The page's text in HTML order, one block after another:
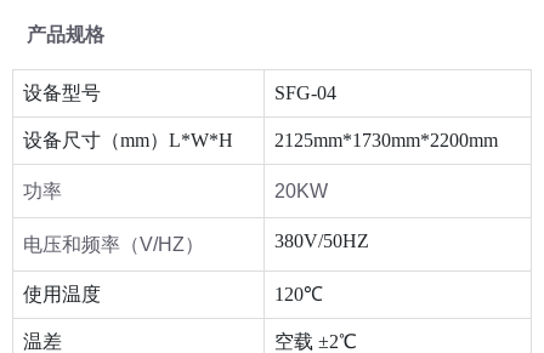
产品规格
设备型号 SFG-04
设备尺寸（mm）L*W*H 2125mm*1730mm*2200mm
功率 20KW
电压和频率（V/HZ） 380V/50HZ
使用温度 120℃
温差 空载 ±2℃